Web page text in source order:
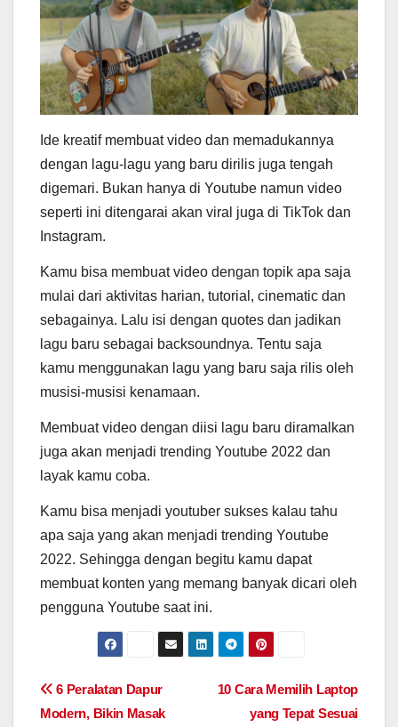
Ide kreatif membuat video dan memadukannya
dengan lagu-lagu yang baru dirilis juga tengah
digemari. Bukan hanya di Youtube namun video
seperti ini ditengarai akan viral juga di TikTok dan
Instagram.
Kamu bisa membuat video dengan topik apa saja
mulai dari aktivitas harian, tutorial, cinematic dan
sebagainya. Lalu isi dengan quotes dan jadikan
lagu baru sebagai backsoundnya. Tentu saja
kamu menggunakan lagu yang baru saja rilis oleh
musisi-musisi kenamaan.
Membuat video dengan diisi lagu baru diramalkan
juga akan menjadi trending Youtube 2022 dan
layak kamu coba.
Kamu bisa menjadi youtuber sukses kalau tahu
apa saja yang akan menjadi trending Youtube
2022. Sehingga dengan begitu kamu dapat
membuat konten yang memang banyak dicari oleh
pengguna Youtube saat ini.
Post
10 Cara Memilih Laptop
yang Tepat Sesuai
6 Peralatan Dapur
Modern, Bikin Masak